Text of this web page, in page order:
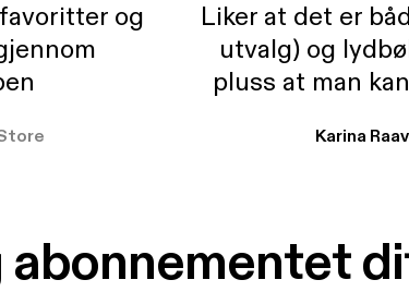
og
Liker at det er
utvalg) og
pluss at man
Karina
abonnementet